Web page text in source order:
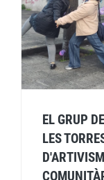
EL GRUP
LES